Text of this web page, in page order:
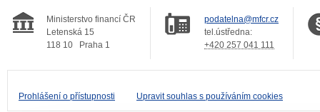
Ministerstvo financí ČR
Letenská 15
118 10
Praha 1
podatelna@mfcr.cz
tel.ústředna:
+420 257 041 111
Prohlášení o přístupnosti Upravit souhlas s používáním cookies